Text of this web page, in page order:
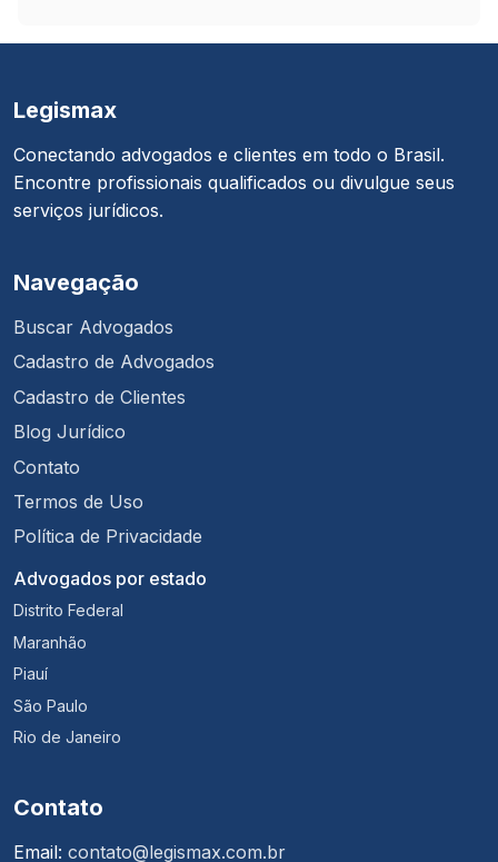
Legismax
Conectando advogados e clientes em todo o Brasil.
Encontre profissionais qualificados ou divulgue seus
serviços jurídicos.
Navegação
Buscar Advogados
Cadastro de Advogados
Cadastro de Clientes
Blog Jurídico
Contato
Termos de Uso
Política de Privacidade
Advogados por estado
Distrito Federal
Maranhão
Piauí
São Paulo
Rio de Janeiro
Contato
Email: contato@legismax.com.br